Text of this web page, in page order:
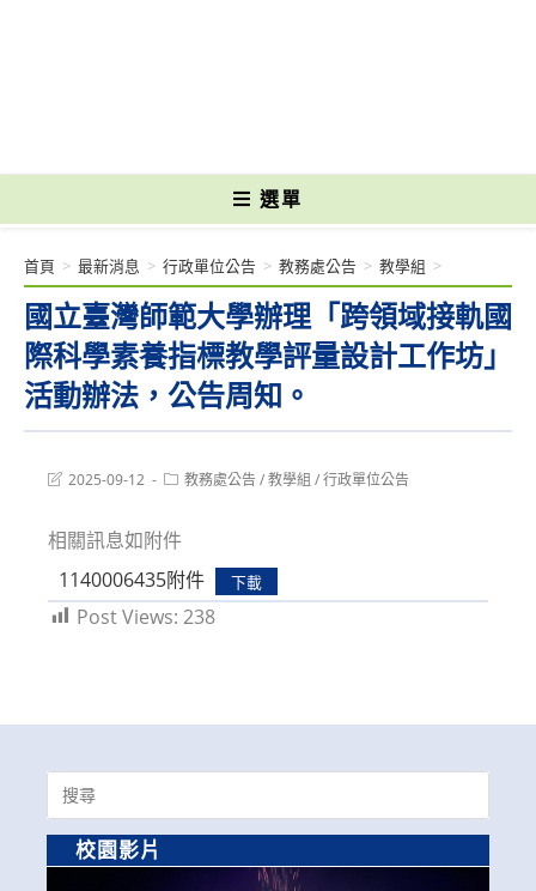
選單
國立臺灣師範大學辦理「跨領域接軌國
際科學素養指標教學評量設計工作坊」
活動辦法，公告周知。
首頁 > 最新消息 > 行政單位公告 > 教務處公告 > 教學組 >
Post2025-09-12
Post教務處公告/教學組 /行政單位公告
相關訊息如附件
1140006435附件
下載
Post Views: 238
Search
for:
校園影片